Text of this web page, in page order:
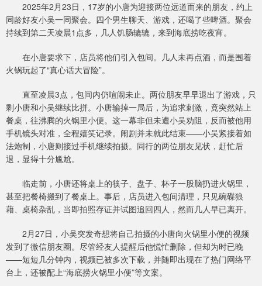
2025年2月23日，17岁的小唐为迎接两位远道而来的朋友，约上
同龄好友小吴一同聚会。四个男生聊天、游戏，还喝了些啤酒。聚会
持续到第二天凌晨1点多，几人饥肠辘辘，来到海底捞吃夜宵。
在小唐要求下，店员将他们引入包间。几人未再点酒，而是围着
火锅玩起了“真心话大冒险”。
直至凌晨3点，包间内仍喧闹未止。两位朋友早早退出了游戏，只
剩小唐和小吴继续比拼。小唐输掉一局后，为追求刺激，竟突然站上
餐桌，往沸腾的火锅里小便。这一幕非但未遭小吴劝阻，反而被他用
手机镜头对准，全程嬉笑记录。闹剧并未就此结束——小吴紧接着如
法炮制，小唐则接过手机继续拍摄。同行的两位朋友见状，赶忙后
退，显得十分尴尬。
临走前，小唐还将桌上的筷子、盘子、杯子一股脑扔进火锅里，
甚至把餐椅搬到了餐桌上。事后，店员进入包间清理，只见碗碟狼
藉、桌椅杂乱，当即拍照存证并试图追回四人，然而几人早已离开。
2月27日，小吴突发奇想将自己拍摄的小唐向火锅里小便的视频
发到了微信朋友圈。尽管经友人提醒后他慌忙删除，但却为时已晚
——短短几分钟内，视频已被多次下载，并随即出现在了热门网络平
台上，还被配上“海底捞火锅里小便”等文案。